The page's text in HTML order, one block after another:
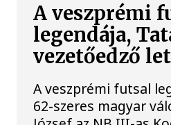
A veszprémi
legendája,
vezetőedző
A veszprémi futsal
62-szeres magyar